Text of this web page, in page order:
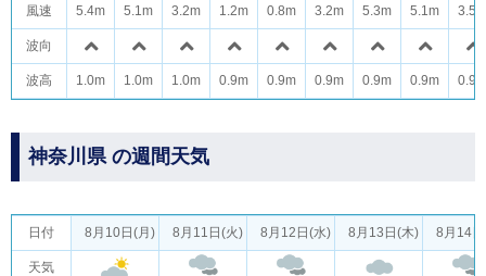
風速
波向
波高
5.4m 5.1m 3.2m 1.2m 0.8m 3.2m 5.3m 5.1m 3.5m
1.0m 1.0m 1.0m 0.9m 0.9m 0.9m 0.9m 0.9m 0.9m
神奈川県 の週間天気
日付
天気
8月10日(月) 8月11日(火) 8月12日(水) 8月13日(木) 8月14